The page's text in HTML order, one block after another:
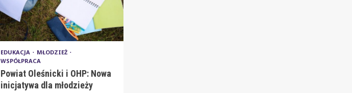
EDUKACJA
MŁODZIEŻ
WSPÓŁPRACA
Powiat Oleśnicki i OHP: Nowa
inicjatywa dla młodzieży